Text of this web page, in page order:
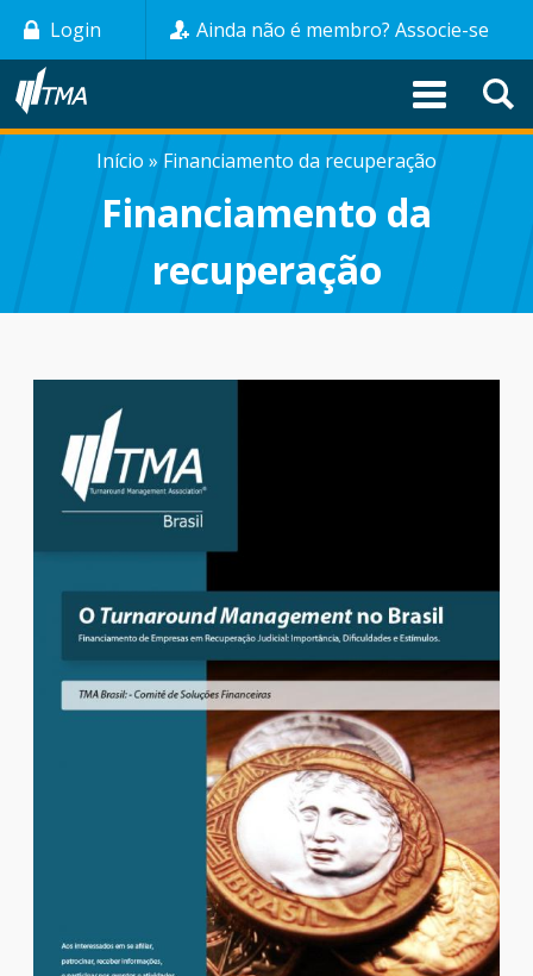
Pular
para
conteúdo
principal
Login Ainda não é membro? Associe-se
TRILHA
NAVEGAÇÃO
Início Financiamento da recuperação
Financiamento da
recuperação